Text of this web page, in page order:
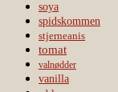
soya
spidskommen
stjerneanis
tomat
valnødder
vanilla